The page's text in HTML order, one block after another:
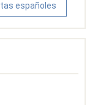
españoles